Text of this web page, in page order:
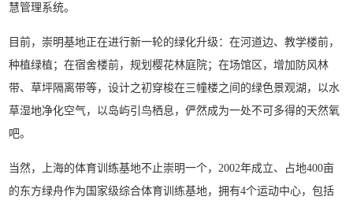
慧管理系统。
目前，崇明基地正在进行新一轮的绿化升级：在河道边、教学楼前，
种植绿植；在宿舍楼前，规划樱花林庭院；在场馆区，增加防风林
带、草坪隔离带等，设计之初穿梭在三幢楼之间的绿色景观湖，以水
草湿地净化空气，以岛屿引鸟栖息，俨然成为一处不可多得的天然氧
吧。
当然，上海的体育训练基地不止崇明一个，2002年成立、占地400亩
的东方绿舟作为国家级综合体育训练基地，拥有4个运动中心，包括